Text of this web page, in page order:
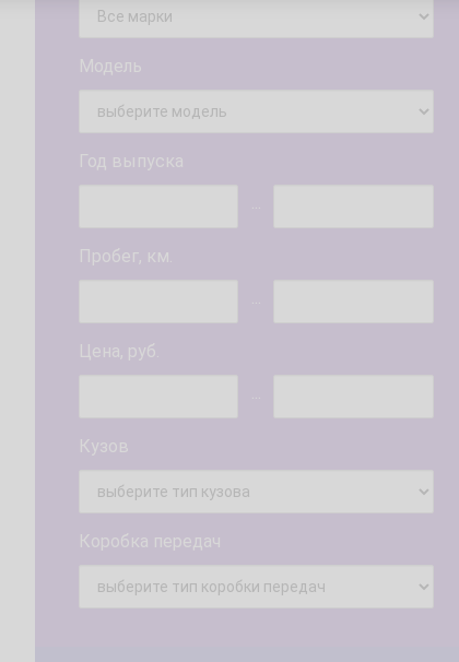
Модель
Год выпуска
...
Пробег, км.
...
Цена, руб.
...
Кузов
Коробка передач